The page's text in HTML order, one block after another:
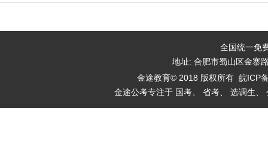
全国统一免
地址: 合肥市蜀山区金寨
金途教育© 2018 版权所有 皖ICP
金途公考专注于 国考、 省考、 选调生